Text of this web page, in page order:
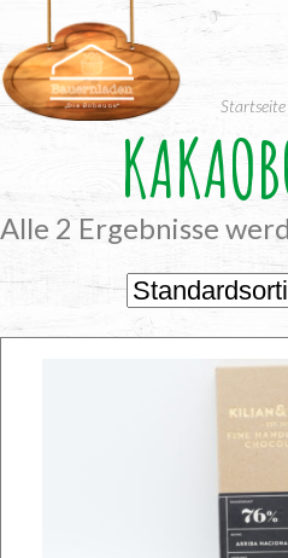
Inhalt
springen
Startseite
Alle 2 Ergebnisse